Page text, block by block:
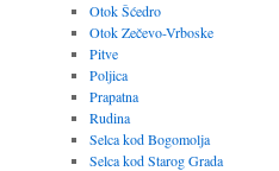
Otok Šćedro
Otok Zečevo-Vrboske
Pitve
Poljica
Prapatna
Rudina
Selca kod Bogomolja
Selca kod Starog Grada